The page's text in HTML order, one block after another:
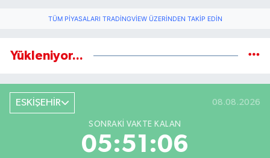
TÜM PIYASALARI TRADINGVIEW ÜZERINDEN TAKIP EDIN
Yükleniyor...
ESKİŞEHİR 08.08.2026
SONRAKI VAKTE KALAN
05:51:06